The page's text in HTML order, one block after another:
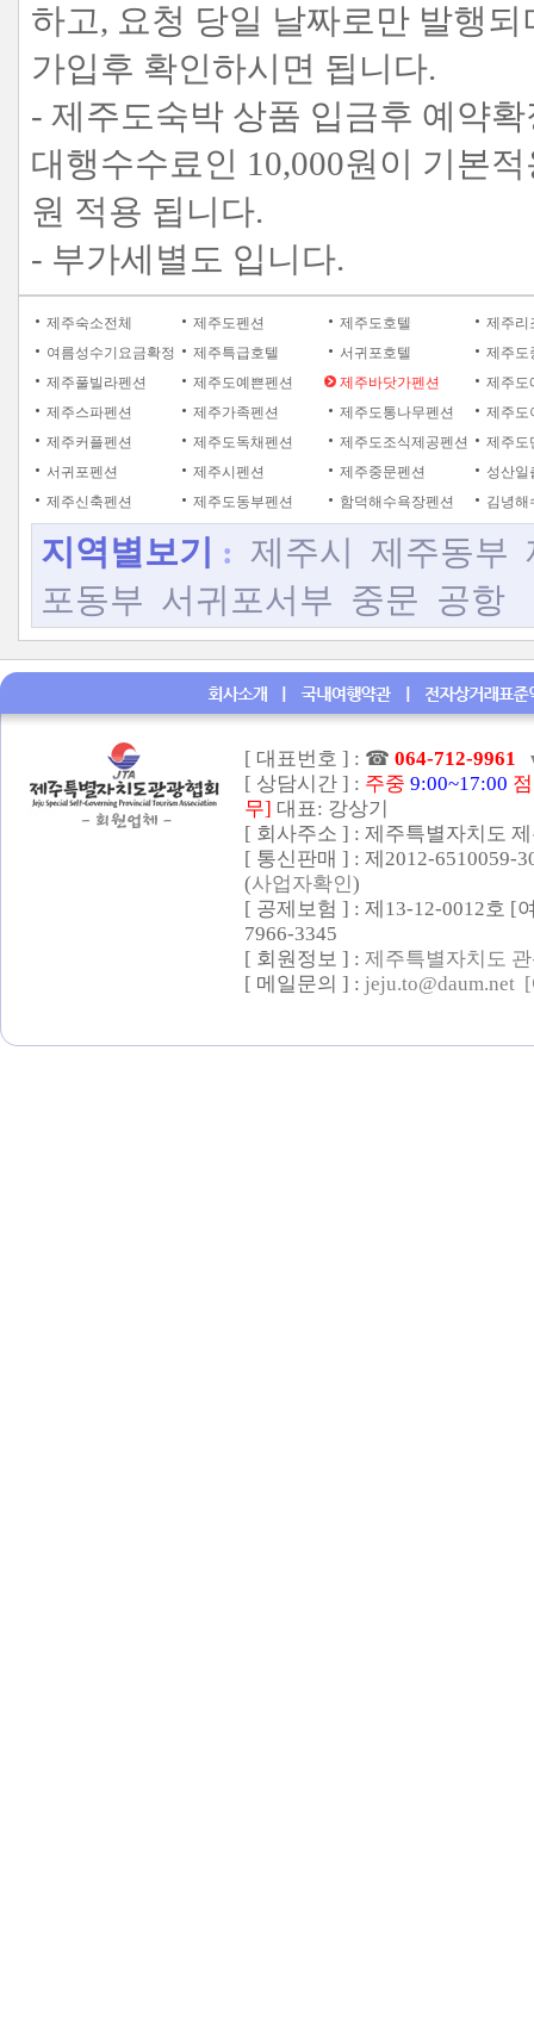
하고, 요청 당일 날짜로만 발행
가입후 확인하시면 됩니다.
- 제주도숙박 상품 입금후 예약
대행수수료인 10,000원이 기본
원 적용 됩니다.
- 부가세별도 입니다.
제주숙소전체 제주도펜션 제주도호텔
제주리
여름성수기요금확정
제주특급호텔 서귀포호텔
제주도
제주풀빌라펜션
제주도예쁜펜션 제주바닷가펜션
제주도
제주스파펜션
제주가족펜션 제주도통나무펜션
제주도
제주커플펜션
제주도독채펜션 제주도조식제공펜션
제주도
서귀포펜션
제주시펜션 제주중문펜션
성산일
제주신축펜션
제주도동부펜션 함덕해수욕장펜션 김녕해
지역별보기 : 제주시 제주동부
포동부 서귀포서부 중문 공항
[ 대표번호 ] : ☎ 064-712-9961
[ 상담시간 ] : 주중 9:00~17:00
무] 대표: 강상기
[ 회사주소 ] : 제주특별자치도
[ 통신판매 ] : 제2012-
(사업자확인)
[ 공제보험 ] : 제13-12-0012호 [
7966-3345
[ 회원정보 ] : 제주특별자치도
[ 메일문의 ] : jeju.to@daum.net